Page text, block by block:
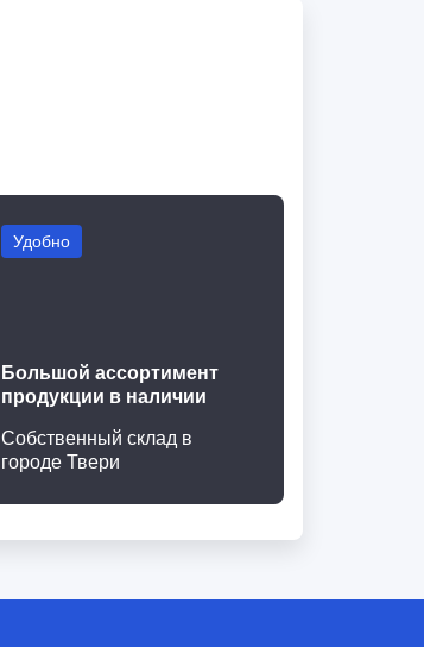
Удобно
Большой ассортимент
продукции в наличии
Собственный склад в
городе Твери